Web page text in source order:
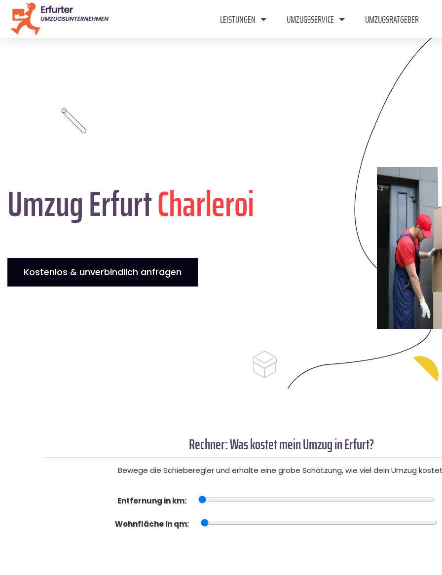
LEISTUNGEN UMZUGSSERVICE UMZUGSRATGEBER
Umzug ErfurtCharleroi
Kostenlos & unverbindlich anfragen
Rechner: Was kostet mein Umzug in Erfurt?
Bewege die Schieberegler und erhalte eine grobe Schätzung, wie viel dein Umzug
Entfernung in km:
Wohnfläche in qm: